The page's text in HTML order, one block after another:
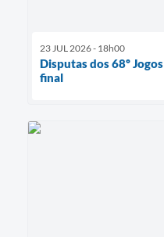
23 JUL 2026 - 18h00
Disputas dos 68º
final